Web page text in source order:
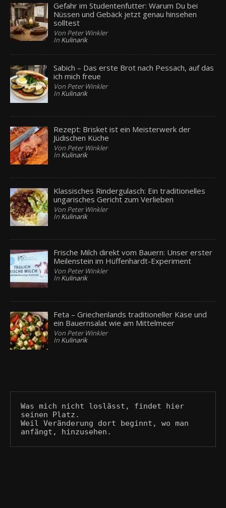
Gefahr im Studentenfutter: Warum Du bei
Nüssen und Gebäck jetzt genau hinsehen
solltest
Von Peter Winkler
In Kulinarik
Sabich – Das erste Brot nach Pessach, auf das
ich mich freue
Von Peter Winkler
In Kulinarik
Rezept: Brisket ist ein Meisterwerk der
Jüdischen Küche
Von Peter Winkler
In Kulinarik
Klassisches Rindergulasch: Ein traditionelles
ungarisches Gericht zum Verlieben
Von Peter Winkler
In Kulinarik
Frische Milch direkt vom Bauern: Unser erster
Meilenstein im Hüffenhardt-Experiment
Von Peter Winkler
In Kulinarik
Feta – Griechenlands traditioneller Käse und
ein Bauernsalat wie am Mittelmeer
Von Peter Winkler
In Kulinarik
Was mich nicht loslässt, findet hier
seinen Platz.
Weil Veränderung dort beginnt, wo man
anfängt, hinzusehen.